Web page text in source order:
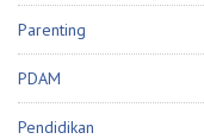
Parenting
PDAM
Pendidikan